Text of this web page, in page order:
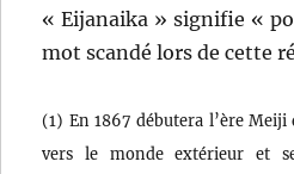
« Eijanaika » signifie «
mot scandé lors de cette
(1) En 1867 débutera l’ère
vers le monde extérieur et